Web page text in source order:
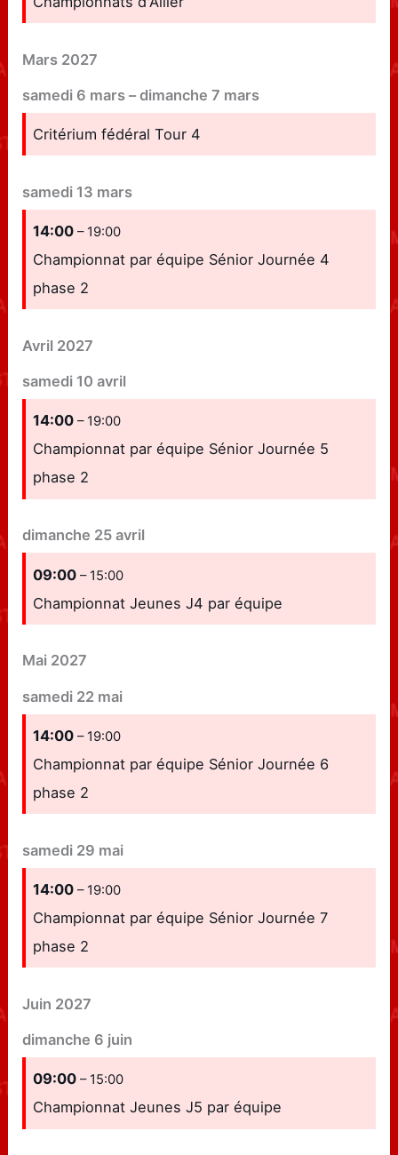
Mars 2027
samedi 6 mars –dimanche 7 mars
Critérium fédéral Tour 4
samedi 13 mars
14:00– 19:00
Championnat par équipe Sénior Journée 4
phase 2
Avril 2027
samedi 10 avril
14:00– 19:00
Championnat par équipe Sénior Journée 5
phase 2
dimanche 25 avril
09:00– 15:00
Championnat Jeunes J4 par équipe
Mai 2027
samedi 22 mai
14:00– 19:00
Championnat par équipe Sénior Journée 6
phase 2
samedi 29 mai
14:00– 19:00
Championnat par équipe Sénior Journée 7
phase 2
Juin 2027
dimanche 6 juin
09:00– 15:00
Championnat Jeunes J5 par équipe